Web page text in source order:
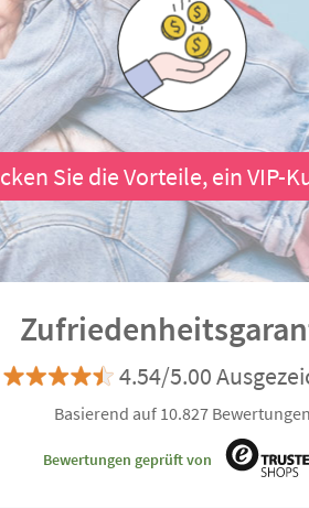
Sie die Vorteile, ein VIP-
4.54/5.00
Basierend auf 10.827 Bewertungen
Bewertungen geprüft von